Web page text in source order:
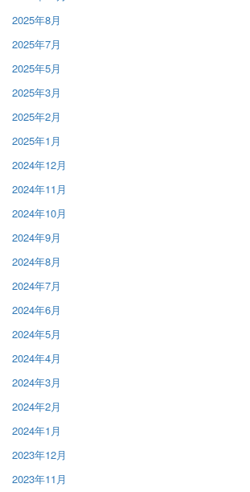
2025年8月
2025年7月
2025年5月
2025年3月
2025年2月
2025年1月
2024年12月
2024年11月
2024年10月
2024年9月
2024年8月
2024年7月
2024年6月
2024年5月
2024年4月
2024年3月
2024年2月
2024年1月
2023年12月
2023年11月